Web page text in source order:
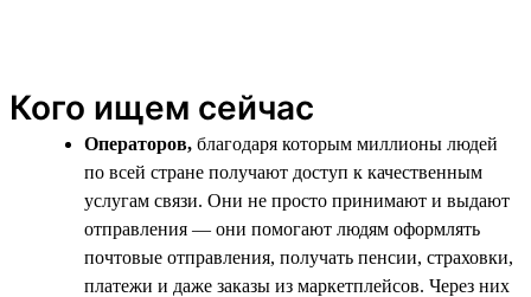
Кого ищем сейчас
Операторов, благодаря которым миллионы людей
по всей стране получают доступ к качественным
услугам связи. Они не просто принимают и выдают
отправления — они помогают людям оформлять
почтовые отправления, получать пенсии, страховки,
платежи и даже заказы из маркетплейсов. Через них